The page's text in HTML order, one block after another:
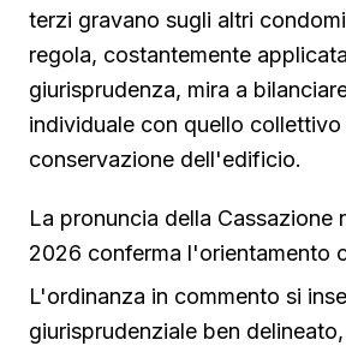
terzi gravano sugli altri
regola, costantemente
giurisprudenza, mira a
individuale con quello collettivo
conservazione dell'edificio.
La pronuncia della Cassazione
2026 conferma l'orientamento
L'ordinanza in commento si
giurisprudenziale ben